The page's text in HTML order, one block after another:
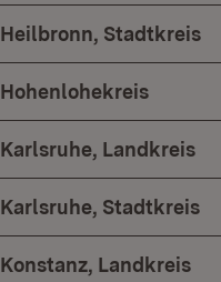
Heilbronn, Stadtkreis
Hohenlohekreis
Karlsruhe, Landkreis
Karlsruhe, Stadtkreis
Konstanz, Landkreis